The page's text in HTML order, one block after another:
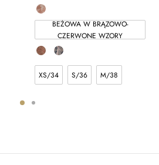
BEŻOWA W BRĄZOWO-
CZERWONE WZORY
XS/34 S/36 M/38